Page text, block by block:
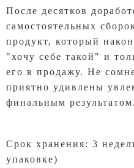
После десятков
самостоятельных
продукт, который
"хочу себе такой" и
его в продажу. Не
приятно удивлены
финальным
Срок хранения: 3
упаковке)